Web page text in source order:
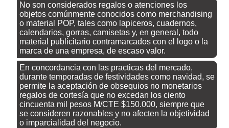
No son considerados regalos o atenciones los
objetos comúnmente conocidos como merchandising
o material POP, tales como lapiceros, cuadernos,
calendarios, gorras, camisetas y, en general, todo
material publicitario contramarcados con el logo o la
marca de una empresa, de escaso valor.
En concordancia con las practicas del mercado,
durante temporadas de festividades como navidad, se
permite la aceptación de obsequios no monetarios
regalos de cortesía que no excedan los ciento
cincuenta mil pesos M/CTE $150.000, siempre que
se consideren razonables y no afecten la objetividad
o imparcialidad del negocio.